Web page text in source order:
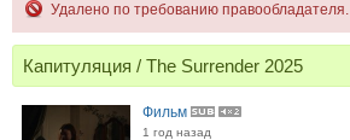
Удалено по требованию правообладателя.
Капитуляция / The Surrender 2025
Фильм
1 год назад